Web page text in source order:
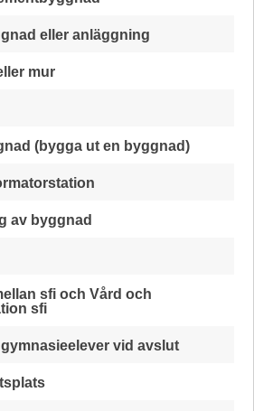
eller anläggning
mur
(bygga ut en byggnad)
av byggnad
sfi och Vård och
sfi
vid avslut